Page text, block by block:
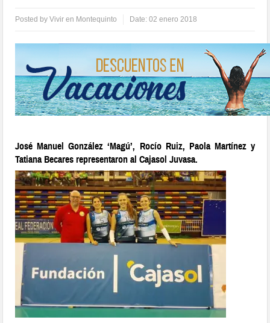
Posted byVivir en Montequinto Date:02 enero 2018
José Manuel González ‘Magú’, Rocío Ruiz, Paola Martínez y
Tatiana Becares representaron al Cajasol Juvasa.